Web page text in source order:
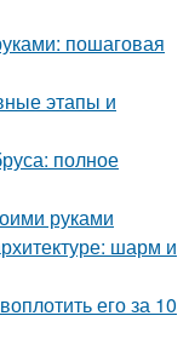
пошаговая
этапы и
полное
руками
шарм и
его за 10